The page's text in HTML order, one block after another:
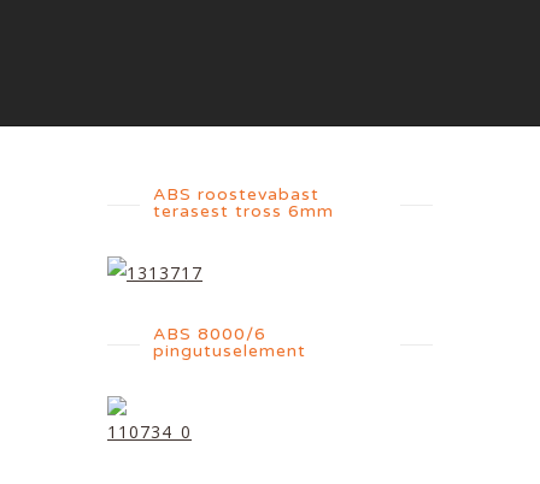
ABS roostevabast
terasest tross 6mm
ABS 8000/6
pingutuselement